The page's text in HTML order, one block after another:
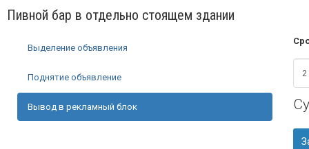
Пивной бар в отдельно стоящем здании
Выделение объявления
Поднятие объявление
Вывод в рекламный блок